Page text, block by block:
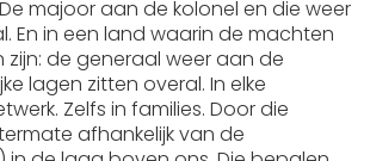
majoor aan de kolonel en die weer
En in een land waarin de machten
de generaal weer aan de
lagen zitten overal. In elke
Zelfs in families. Door die
afhankelijk van de